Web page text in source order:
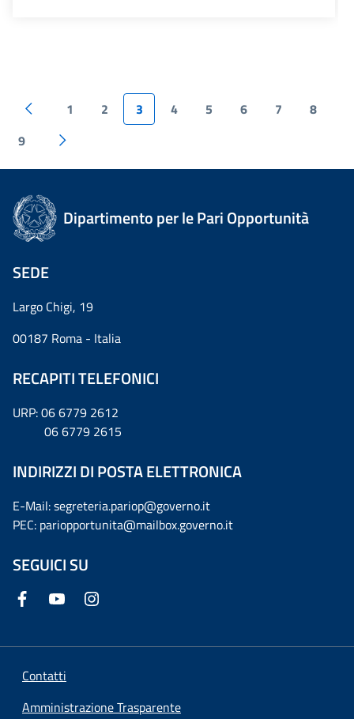
1 2 3 4 5 6 7
8
9
Dipartimento per le Pari Opportunità
SEDE
Largo Chigi, 19
00187 Roma - Italia
RECAPITI TELEFONICI
URP: 06 6779 2612
06 6779 2615
INDIRIZZI DI POSTA ELETTRONICA
E-Mail: segreteria.pariop@governo.it
PEC: pariopportunita@mailbox.governo.it
SEGUICI SU
Contatti
Amministrazione Trasparente